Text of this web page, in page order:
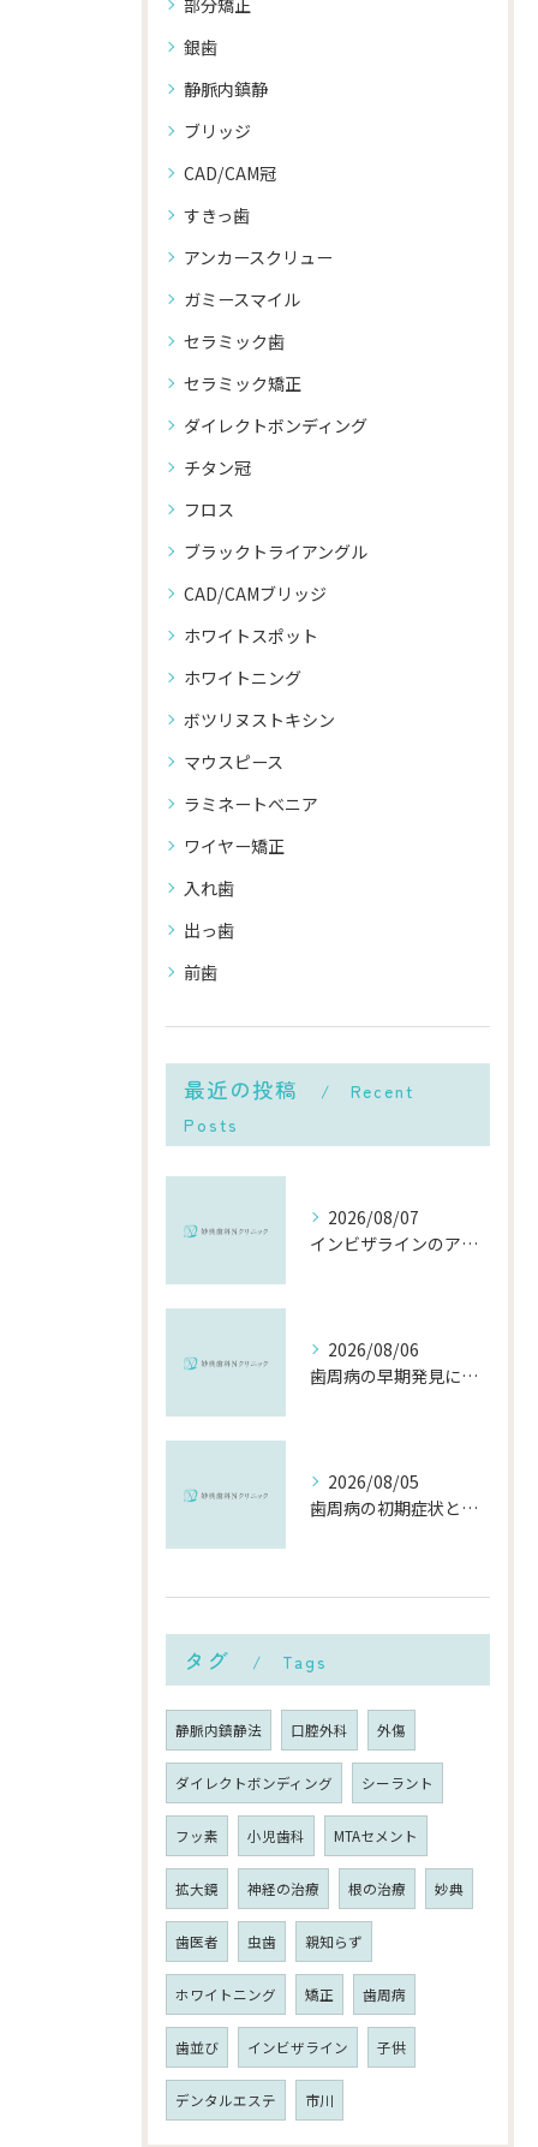
部分矯正
銀歯
静脈内鎮静
ブリッジ
CAD/CAM冠
すきっ歯
アンカースクリュー
ガミースマイル
セラミック歯
セラミック矯正
ダイレクトボンディング
チタン冠
フロス
ブラックトライアングル
CAD/CAMブリッジ
ホワイトスポット
ホワイトニング
ボツリヌストキシン
マウスピース
ラミネートべニア
ワイヤー矯正
入れ歯
出っ歯
前歯
最近の投稿
Recent
Posts
2026/08/07
インビザラインのアフターケアを千葉県市川市で安心して受ける費用や再治療の流れ徹底解説
2026/08/06
歯周病の早期発見に役立つチェック方法と千葉県市川市で受診するメリット
2026/08/05
歯周病の初期症状と千葉県市川市で早期に対策を始めるポイント
タグ Tags
静脈内鎮静法 口腔外科 外傷
ダイレクトボンディング シーラント
フッ素 小児歯科 MTAセメント
拡大鏡 神経の治療 根の治療 妙典
歯医者 虫歯 親知らず
ホワイトニング 矯正 歯周病
歯並び インビザライン 子供
デンタルエステ 市川